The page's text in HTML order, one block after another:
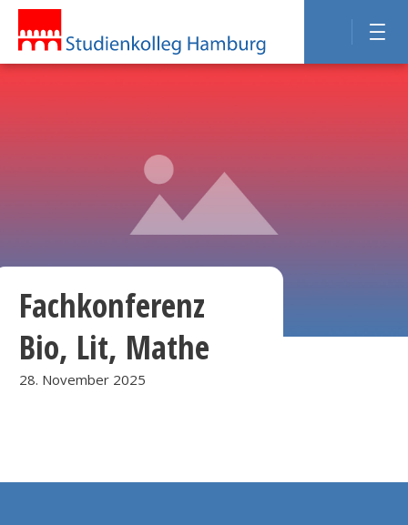
Fachkonferenz
Bio, Lit, Mathe
28. November 2025